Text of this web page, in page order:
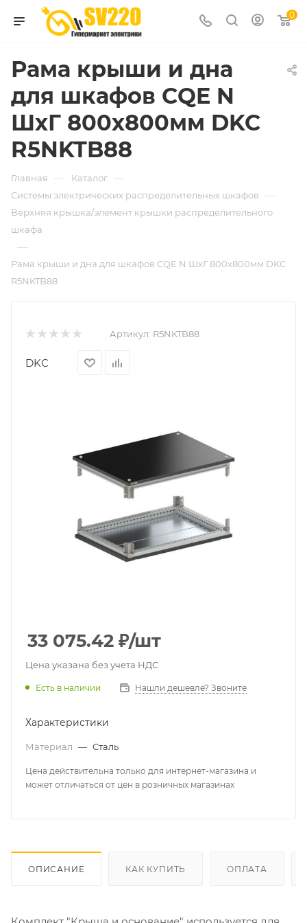
0
Рама крыши и дна
для шкафов CQE N
ШхГ 800х800мм DKC
R5NKTB88
Главная — Каталог —
Системы электрических распределительных шкафов —
Верхняя крышка/элемент крышки распределительного
шкафа
—
Рама крыши и дна для шкафов CQE N ШхГ 800х800мм DKC
R5NKTB88
Артикул: R5NKTB88
DKC
33 075.42 ₽/шт
Цена указана без учета НДС
Есть в наличии Нашли дешевле? Звоните
Характеристики
Материал — Сталь
Цена действительна только для интернет-магазина и
может отличаться от цен в розничных магазинах
ОПИСАНИЕ КАК КУПИТЬ ОПЛАТА